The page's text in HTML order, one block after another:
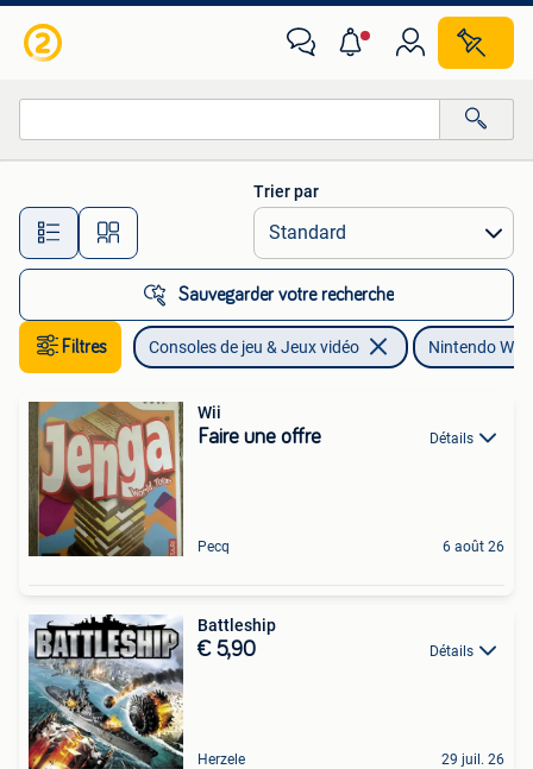
Toutes les distances…
Trier par
Sauvegarder votre recherche
Filtres Consoles de jeu & Jeux vidéo Nintendo Wii
Wii
Faire une offre Détails
Pecq 6 août 26
Battleship
€ 5,90 Détails
Herzele 29 juil. 26